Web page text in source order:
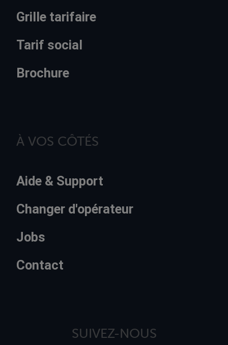
Grille tarifaire
Tarif social
Brochure
À VOS CÔTÉS
Aide & Support
Changer d'opérateur
Jobs
Contact
SUIVEZ-NOUS